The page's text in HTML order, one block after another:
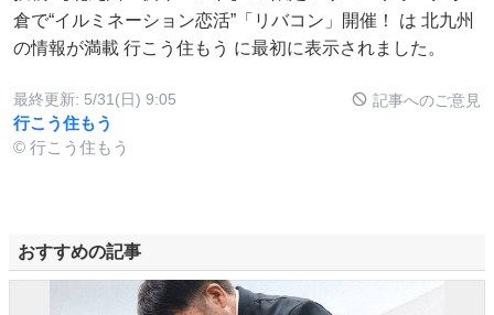
倉で“イルミネーション恋活”「リバコン」開催！ は 北九州
の情報が満載 行こう住もう に最初に表示されました。
最終更新: 5/31(日) 9:05 記事へのご意見
行こう住もう
© 行こう住もう
おすすめの記事